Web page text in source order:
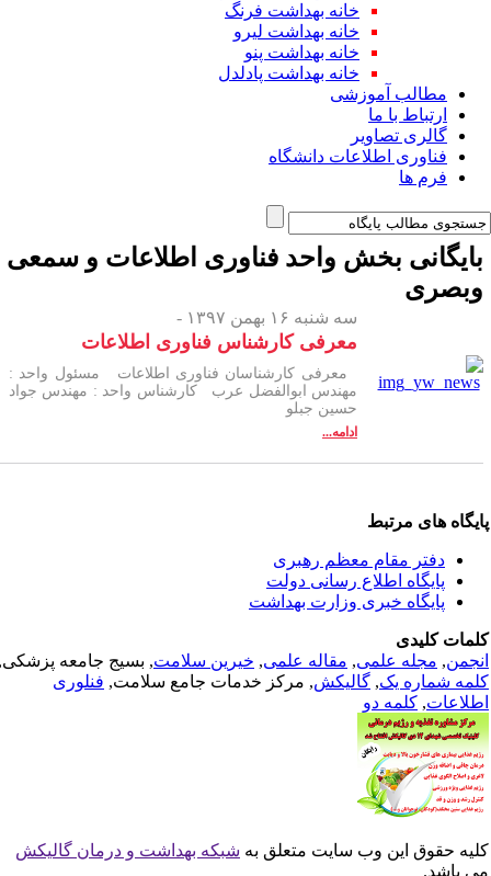
خانه بهداشت فرنگ
خانه بهداشت لیرو
خانه بهداشت پنو
خانه بهداشت پادلدل
مطالب آموزشی
ارتباط با ما
گالری تصاویر
فناوری اطلاعات دانشگاه
فرم ها
بخش واحد فناوری اطلاعات و سمعی
سه شنبه ۱۶ بهمن ۱۳۹۷ -
معرفی کارشناس فناوری اطلاعات
معرفی کارشناسان فناوری اطلاعات مسئول واحد :
مهندس ابوالفضل عرب کارشناس واحد : مهندس جواد
حسین جبلو
ادامه...
های مرتبط
دفتر مقام معظم رهبری
پایگاه اطلاع رسانی دولت
پایگاه خبری وزارت بهداشت
کلیدی
,مجله علمی, مقاله علمی, خیرین سلامت, بسیج جامعه پزشکی,
شماره یک,گالیکش, مرکز خدمات جامع سلامت,فنلوری
,کلمه دو
حقوق این وب سایت متعلق بهشبکه بهداشت و درمان گالیکش
باشد.